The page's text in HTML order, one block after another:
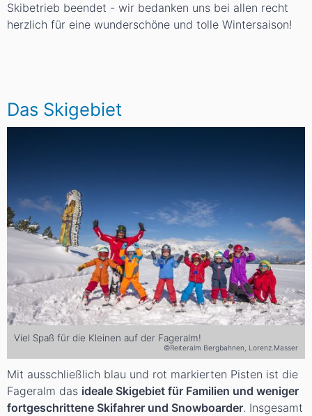
Skibetrieb beendet - wir bedanken uns bei allen recht
herzlich für eine wunderschöne und tolle Wintersaison!
Das Skigebiet
Viel Spaß für die Kleinen auf der Fageralm!
©Reiteralm Bergbahnen, Lorenz.Masser
Mit ausschließlich blau und rot markierten Pisten ist die
Fageralm das ideale Skigebiet für Familien und weniger
fortgeschrittene Skifahrer und Snowboarder. Insgesamt